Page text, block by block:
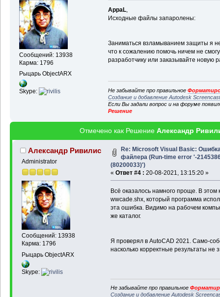
Сообщений: 13938
Карма: 1796
Рыцарь ObjectARX
Skype:
AppaL,
Исходные файлы запаролены:
Заниматься взламыванием защиты я
что к сожалению помочь ничем не
разработчику или заказывайте новую
Не забывайте про правильное
Создание и добавление Autodesk
Если Вы задали вопрос и на форуме
Решение
Отмечено как Решение Александр
Александр Ривилис
Administrator
Сообщений: 13938
Карма: 1796
Рыцарь ObjectARX
Skype:
Re: Microsoft Visual Basic:
файлера (Run-time error '-
(80200033)')
« Ответ #4 : 20-08-2021, 13:15:20 »
Всё оказалось намного проще. В
wwcade.shx, который программа
эта ошибка. Видимо на рабочем
же каталог.
Я проверял в AutoCAD 2021. Само-
насколько корректные результаты не
Не забывайте про правильное
Создание и добавление Autodesk